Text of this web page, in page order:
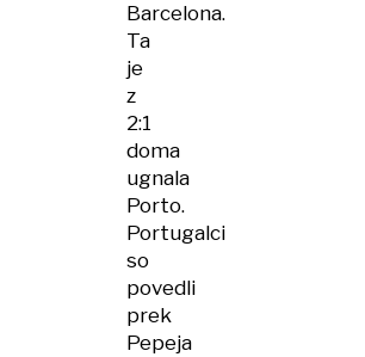
Barcelona.
Ta
je
z
2:1
doma
ugnala
Porto.
Portugalci
so
povedli
prek
Pepeja